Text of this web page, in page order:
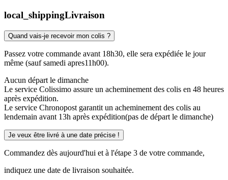
local_shippingLivraison
Quand vais-je recevoir mon colis ?
Passez votre commande avant 18h30, elle sera expédiée le jour
même (sauf samedi apres11h00).
Aucun départ le dimanche
Le service Colissimo assure un acheminement des colis en 48 heures
après expédition.
Le service Chronopost garantit un acheminement des colis au
lendemain avant 13h après expédition(pas de départ le dimanche)
Je veux être livré à une date précise !
Commandez dès aujourd'hui et à l'étape 3 de votre commande,
indiquez une date de livraison souhaitée.